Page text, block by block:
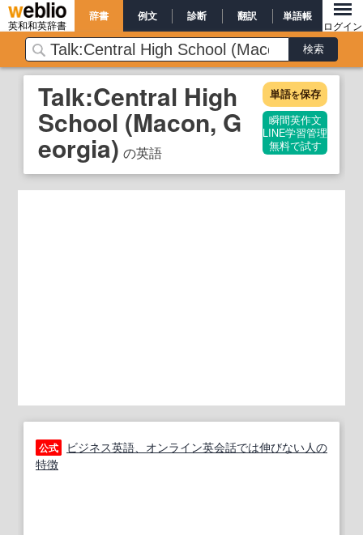
英和和英辞書
辞書 例文 診断 翻訳 単語帳
ログイン
Talk:Central High
School (Macon, G
eorgia) の英語
単語を保存
瞬間英作文
LINE学習管理
無料で試す
公式
ビジネス英語、オンライン英会話では伸びない人の
特徴